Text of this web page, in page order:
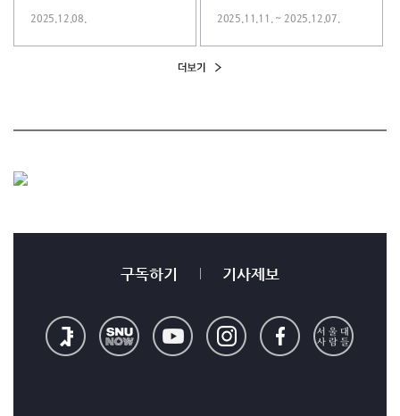
2025.12.08. 2025.11.11. ~ 2025.12.07.
구독하기 기사제보